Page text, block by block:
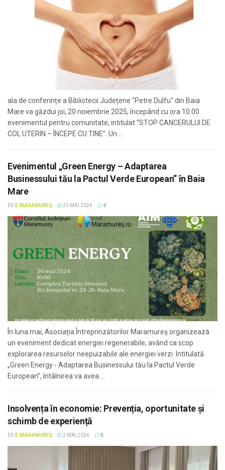
ala de conferințe a Bibliotecii Județene "Petre Dulfu" din Baia
Mare va găzdui joi, 20 noiembrie 2025, începând cu ora 10.00
evenimentul pentru comunitate, intitulat “STOP CANCERULUI DE
COL UTERIN – ÎNCEPE CU TINE”. Un ...
Evenimentul „Green Energy – Adaptarea
Businessului tău la Pactul Verde European” în Baia
Mare
DE E.MARAMUREȘ 23 MAI 2024 0
În luna mai, Asociația Întreprinzătorilor Maramureș organizează
un eveniment dedicat energiei regenerabile, având ca scop
explorarea resurselor neepuizabile ale energiei verzi. Intitulată
„Green Energy - Adaptarea Businessului tău la Pactul Verde
European”, întâlnirea va avea ...
Insolvența în economie: Prevenția, oportunitate și
schimb de experiență
DE E.MARAMUREȘ 2 MAI 2024 0